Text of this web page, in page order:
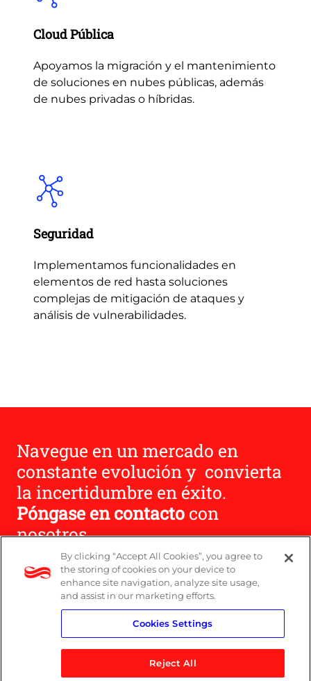
Cloud Pública
Apoyamos la migración y el mantenimiento
de soluciones en nubes públicas, además
de nubes privadas o híbridas.
Seguridad
Implementamos funcionalidades en
elementos de red hasta soluciones
complejas de mitigación de ataques y
análisis de vulnerabilidades.
Navegue en un mercado en
constante evolución y convierta
la incertidumbre en éxito.
Póngase en contacto con
nosotros.
Contáctenos
By clicking “Accept All Cookies”, you agree to
the storing of cookies on your device to
enhance site navigation, analyze site usage,
and assist in our marketing efforts.
Cookies Settings
Reject All